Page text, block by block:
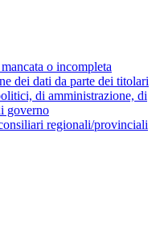
o incompleta
dei dati da parte dei titolari
di amministrazione, di
governo
regionali/provinciali